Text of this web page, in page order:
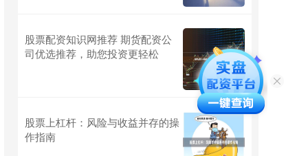
股票配资知识网推荐 期货配资公
司优选推荐，助您投资更轻松
股票上杠杆：风险与收益并存的操
作指南